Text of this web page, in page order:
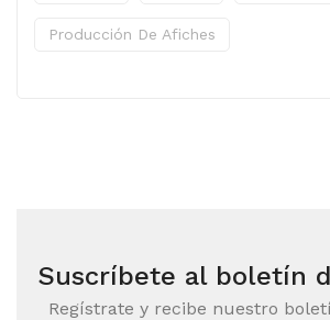
Producción De Afiches
Suscríbete al boletín
Regístrate y recibe nuestro